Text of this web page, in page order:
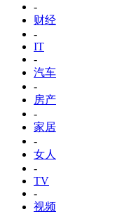
-
财经
-
IT
-
汽车
-
房产
-
家居
-
女人
-
TV
-
视频